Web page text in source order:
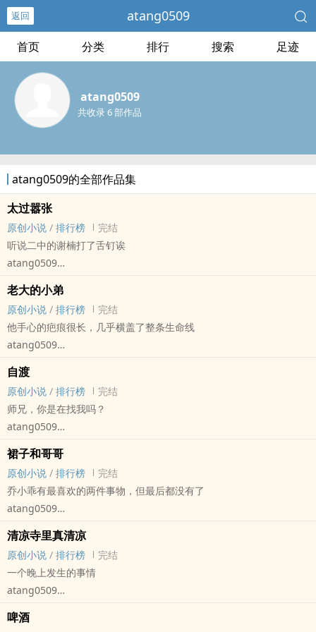
返回 atang0509
首页 分类 排行 搜索 足迹
atang0509
共收录 6 部作品
atang0509的全部作品集
太过嚣张
原创小说 / 排行榜
完结
听说二中的谢楠打了舌钉诶
atang0509
现代 - 狗血 - 年上
总裁X男高
谢楠是二中的名人，但出名的不是他的外貌和日天日地的臭德行，而
是他的舌头上有一颗黑色的舌钉。
他还爱吃口香糖，和他说话的时候香味扑在对方脸上，没有人不会被
吸引，都想扒开他的嘴瞧一瞧里面的宝物。
宿醉第二天，谢楠看着面前一沓的钞票，傻了眼。
面前的男人问他：够吗？
男人又问他要不要长期，钱会更多。
谢楠含着嘴里的舌钉，对方的脸是他见过最好看的，他觉得不亏，答
应得很爽快。
结果他就知道了太过嚣张是要被收拾的。
老大的小弟
原创小说 / 排行榜
完结
他手心的疤痕很长，几乎横盖了整条生命线
atang0509
现代 - HE - 狗血 - 黑道
失忆的杜帆什幺都没有，只剩下左手横穿掌心的疤痕，右手的骨裂，
还有脸上的一道伤疤，带着这样残破的身躯，他脑中还有一个念头，
就是找到老大。
六年前的废弃仓库里，施朝雨作为流朱的代理组长收留了无家可归的
杜帆，一养在身边就是三年。
这几年里帮里的人都在传杜帆是他的情人、是他养在身边最听话的一
条狗。
潜逃的，当他明白的时候一切都太迟了……
施朝雨X杜帆
自渡
原创小说 / 排行榜
完结
师兄，你是在找我吗？
atang0509
古代 - 仙侠 - 骨科 - 年下
玄真道人座下有两名弟子，大师兄陆恬为人善良纯真，所以才会被小
师弟哄骗着吃下丹药每月十五替他‘疗伤治病’。
只是这法子实在有些……难以启齿。
纯恶人弟弟·真骨科
裙子和哥哥
原创小说 / 排行榜
完结
乔小乖有最喜欢的两件事物，但最后都没有了
atang0509
原创小说 - BL - 中篇 - 完结
现代 - BE - 虐文 - 骨科
年上
BE·两个人最后没有在一起·虐文
喜欢小猫咪吗，可是哥哥不是小猫咪，不是你伸出手就会过来亲你，
不是你难过就会擡头舔你的眼泪，也不会一直跟着你身边爱你。
清凉寺里真清凉
原创小说 / 排行榜
完结
一个晚上发生的事情
atang0509
古代 - ‍‌‎高‎‌‌H‍‎
啤酒